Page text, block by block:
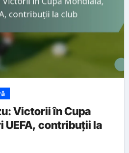
Victorii în Cupa
UEFA, contribuții la